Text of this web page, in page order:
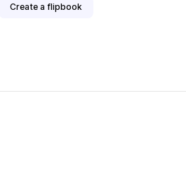
Create a flipbook